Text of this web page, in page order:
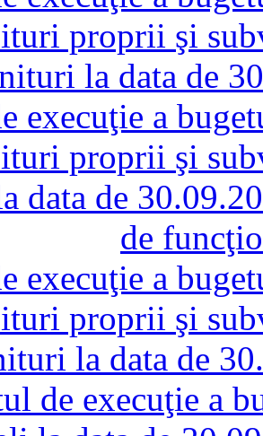
proprii şi
la data de
execuţie a
proprii şi
data de
de
execuţie a
proprii şi
la data de
de execuţie a